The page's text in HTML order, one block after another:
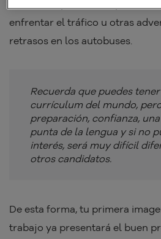
enfrentar el tráfico u otras
retrasos en los autobuses.
Recuerda que puedes
currículum del mundo,
preparación, confianza,
punta de la lengua y si no
interés, será muy difícil
otros candidatos.
De esta forma, tu primera
trabajo ya presentará el buen